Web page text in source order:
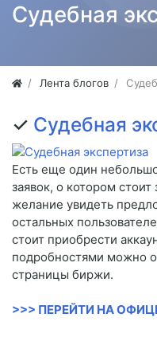
Судебная
Лента блогов
✓ Судебная
Есть еще один
заявок, о котором стоит
желание увидеть
остальных
стоит приобрести
подробностями можно
страницы биржи.
>>> ПЕРЕЙТИ НА